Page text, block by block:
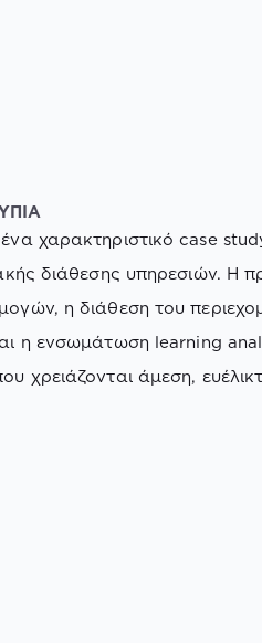
χαρακτηριστικό case
διάθεσης υπηρεσιών. Η
η διάθεση του
η ενσωμάτωση learning
χρειάζονται άμεση,